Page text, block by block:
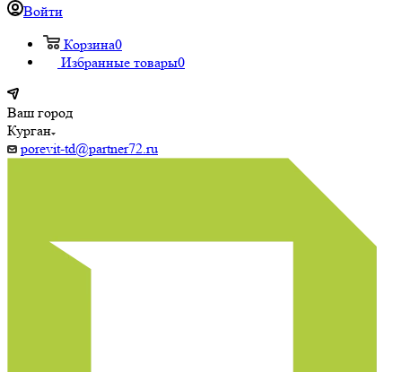
Войти
Корзина0
Избранные товары0
Ваш город
Курган
porevit-td@partner72.ru